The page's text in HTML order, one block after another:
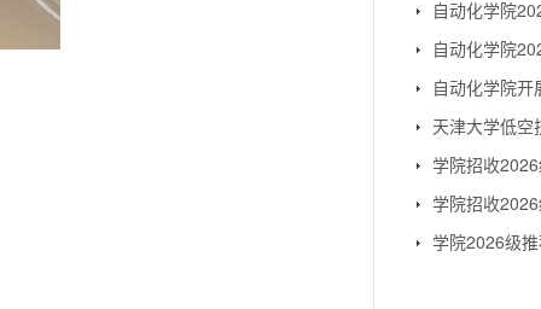
自动化学院
自动化学院
自动化学院
天津大学低空
学院招收
学院招收
学院2026级